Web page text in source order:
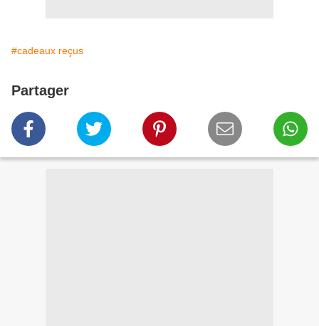
#cadeaux reçus
Partager